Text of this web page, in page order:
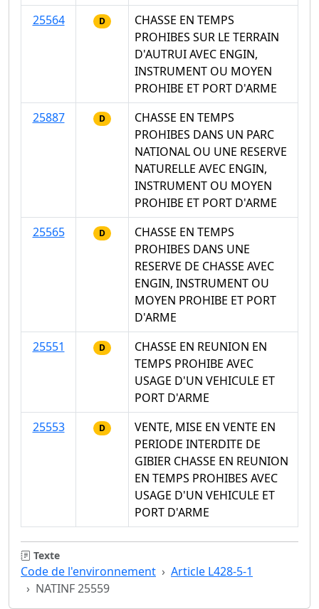
25564
D
CHASSE EN TEMPS
PROHIBES SUR LE TERRAIN
D'AUTRUI AVEC ENGIN,
INSTRUMENT OU MOYEN
PROHIBE ET PORT D'ARME
25887
D
CHASSE EN TEMPS
PROHIBES DANS UN PARC
NATIONAL OU UNE RESERVE
NATURELLE AVEC ENGIN,
INSTRUMENT OU MOYEN
PROHIBE ET PORT D'ARME
25565
D
CHASSE EN TEMPS
PROHIBES DANS UNE
RESERVE DE CHASSE AVEC
ENGIN, INSTRUMENT OU
MOYEN PROHIBE ET PORT
D'ARME
25551
D
CHASSE EN REUNION EN
TEMPS PROHIBE AVEC
USAGE D'UN VEHICULE ET
PORT D'ARME
25553
D
VENTE, MISE EN VENTE EN
PERIODE INTERDITE DE
GIBIER CHASSE EN REUNION
EN TEMPS PROHIBES AVEC
USAGE D'UN VEHICULE ET
PORT D'ARME
Texte
Code de l'environnement
Article L428-5-1
NATINF 25559